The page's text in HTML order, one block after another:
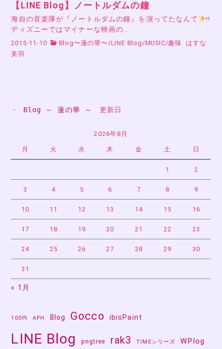
【LINE Blog】ノートルダムの鐘
海自の音楽隊が『ノートルダムの鐘』を演ってたなんて
!!
ディズニーではマイナーな映画の…
2015-11-10 Blog〜蓮の華〜 /LINE Blog /MUSIC/趣味
はすな
美羽
・ Blog ～ 蓮の華 ～ 更新日
2026年8月
月 火 水 木 金 土 日
1 2
3 4 5 6 7 8 9
10 11 12 13 14 15 16
17 18 19 20 21 22 23
24 25 26 27 28 29 30
31
« 1月
100均 APH Blog Gocco ibisPaint
LINE Blog pngtree rak3 TIMEシリーズ WPlog